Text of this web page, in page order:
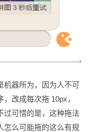
机器所为，因为人不可
改成每次拖 10px，
过可惜的是，这种拖法
怎么可能拖的这么有规